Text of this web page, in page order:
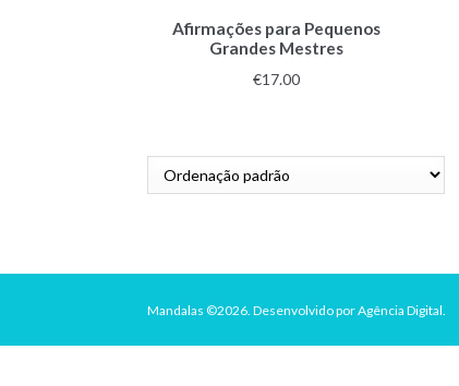
Afirmações para Pequenos
Grandes Mestres
€17.00
Mandalas ©2026. Desenvolvido porAgência Digital